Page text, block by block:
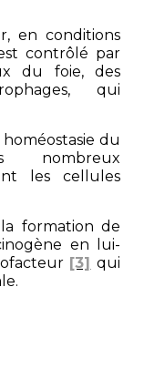
en conditions
contrôlé par
du foie, des
qui
du
les cellules
formation de
en lui-
[3] qui